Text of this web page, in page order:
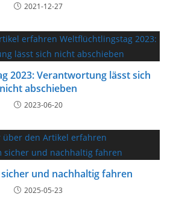
2021-12-27
2023: Verantwortung lässt sich
nicht abschieben
2023-06-20
und nachhaltig fahren
2025-05-23